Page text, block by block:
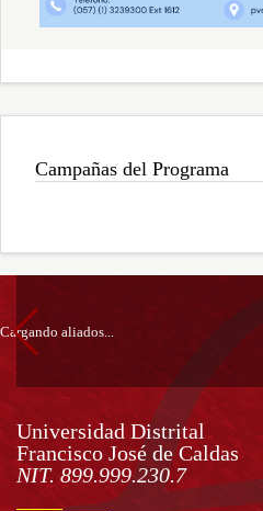
Ver
más
Campañas del Programa
Información
pie
de
página
Cargando aliados...
Información
Universidad Distrital
Francisco José de Caldas
NIT. 899.999.230.7